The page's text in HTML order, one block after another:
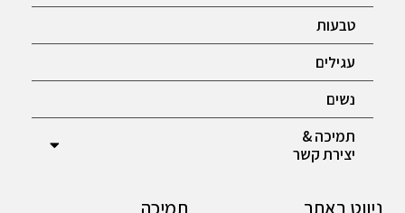
טבעות
עגילים
נשים
תמיכה &
יצירת קשר
ניווט באתר תמיכה